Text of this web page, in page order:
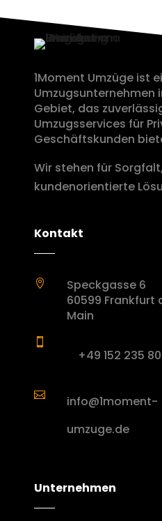
1Moment Umzüge ist
Umzugsunternehmen
Gebiet, das
Umzugsservices für
Geschäftskunden
Wir stehen für
kundenorientierte
Kontakt

Speckgasse 6
60599 Frankfurt
Main

+49 152 235

info@1moment-
umzuge.de
Unternehmen